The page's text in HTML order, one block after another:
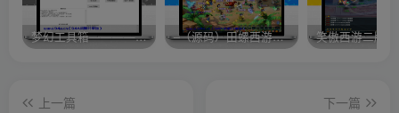
梦幻工具箱————-免费 –（源码）田螺西游9.0 假人摆摊18门派飞升渡劫化圣助战最新BB谛听…. 笑傲西游二版-
上一篇
下一篇